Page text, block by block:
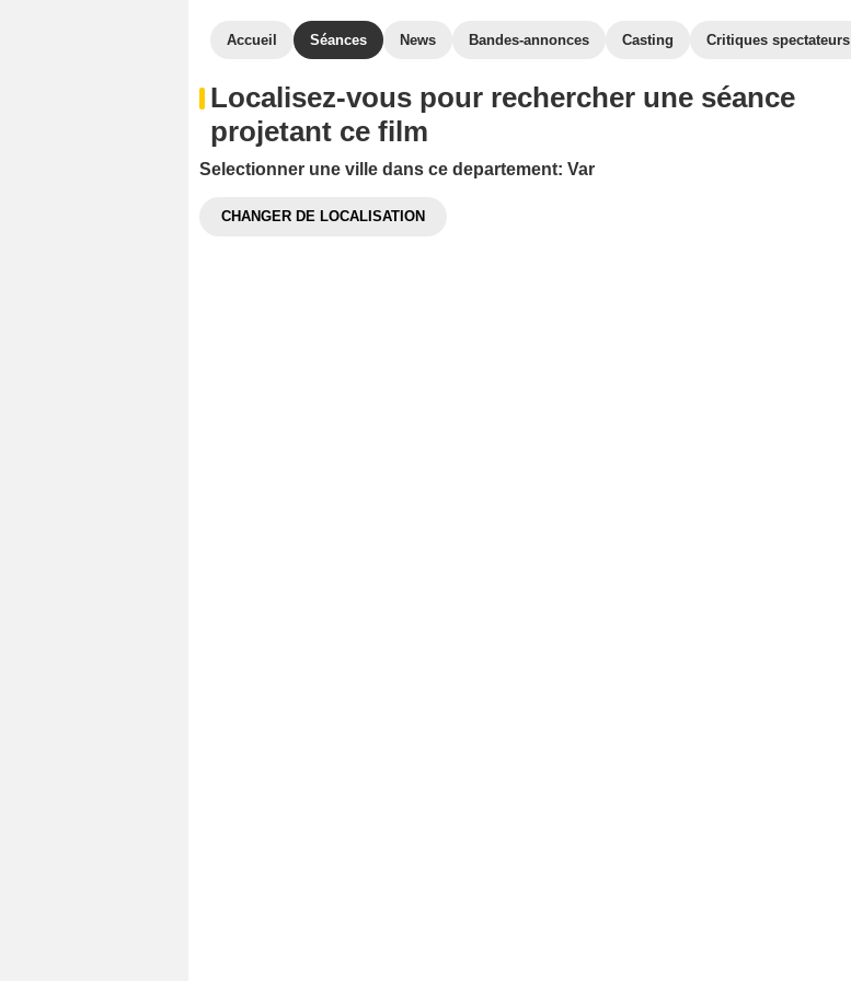
Accueil Séances News Bandes-annonces Casting Critiques spectateurs
Localisez-vous pour rechercher une séance
projetant ce film
Selectionner une ville dans ce departement: Var
CHANGER DE LOCALISATION